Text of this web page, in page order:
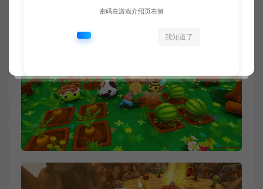
密码在游戏介绍页右侧
我知道了